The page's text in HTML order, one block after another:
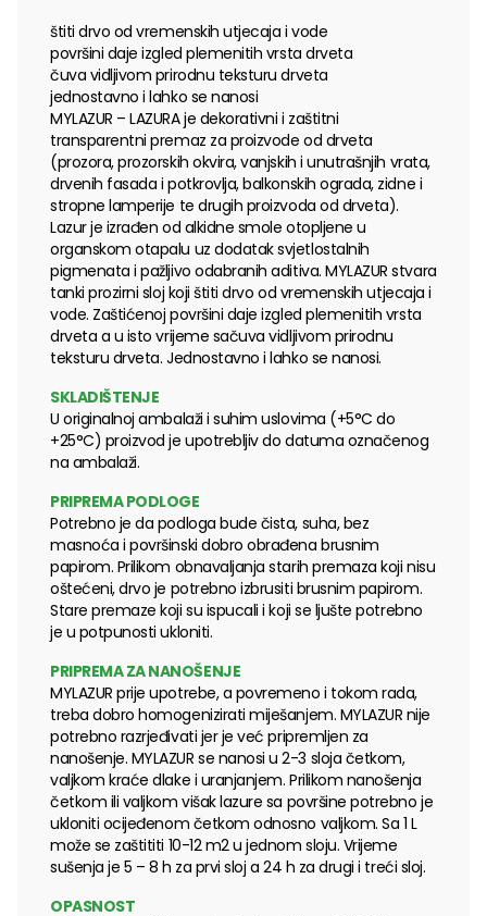
štiti drvo od vremenskih utjecaja i vode
površini daje izgled plemenitih vrsta drveta
čuva vidljivom prirodnu teksturu drveta
jednostavno i lahko se nanosi
MYLAZUR – LAZURA je dekorativni i zaštitni
transparentni premaz za proizvode od drveta
(prozora, prozorskih okvira, vanjskih i unutrašnjih vrata,
drvenih fasada i potkrovlja, balkonskih ograda, zidne i
stropne lamperije te drugih proizvoda od drveta).
Lazur je izrađen od alkidne smole otopljene u
organskom otapalu uz dodatak svjetlostalnih
pigmenata i pažljivo odabranih aditiva. MYLAZUR stvara
tanki prozirni sloj koji štiti drvo od vremenskih utjecaja i
vode. Zaštićenoj površini daje izgled plemenitih vrsta
drveta a u isto vrijeme sačuva vidljivom prirodnu
teksturu drveta. Jednostavno i lahko se nanosi.
SKLADIŠTENJE
U originalnoj ambalaži i suhim uslovima (+5°C do
+25°C) proizvod je upotrebljiv do datuma označenog
na ambalaži.
PRIPREMA PODLOGE
Potrebno je da podloga bude čista, suha, bez
masnoća i površinski dobro obrađena brusnim
papirom. Prilikom obnavaljanja starih premaza koji nisu
oštećeni, drvo je potrebno izbrusiti brusnim papirom.
Stare premaze koji su ispucali i koji se ljušte potrebno
je u potpunosti ukloniti.
PRIPREMA ZA NANOŠENJE
MYLAZUR prije upotrebe, a povremeno i tokom rada,
treba dobro homogenizirati miješanjem. MYLAZUR nije
potrebno razrjeđivati jer je već pripremljen za
nanošenje. MYLAZUR se nanosi u 2-3 sloja četkom,
valjkom kraće dlake i uranjanjem. Prilikom nanošenja
četkom ili valjkom višak lazure sa površine potrebno je
ukloniti ocijeđenom četkom odnosno valjkom. Sa 1 L
može se zaštititi 10-12 m2 u jednom sloju. Vrijeme
sušenja je 5 – 8 h za prvi sloj a 24 h za drugi i treći sloj.
OPASNOST